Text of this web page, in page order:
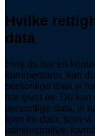
Hvilke
data
Hvis du har en
kommentarer, kan
personlige data vi
har givet os. Du
personlige data, vi
form for data, som
administrative,